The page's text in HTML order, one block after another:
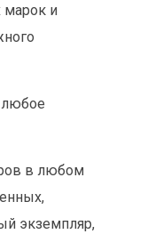
марок и
в любом
экземпляр,